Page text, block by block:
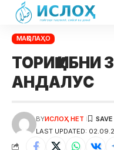
МАҚОЛАҲО
ТОРИҚ ИБНИ
АНДАЛУС
LAST UPDATED:
BYИСЛОҲ НЕТ